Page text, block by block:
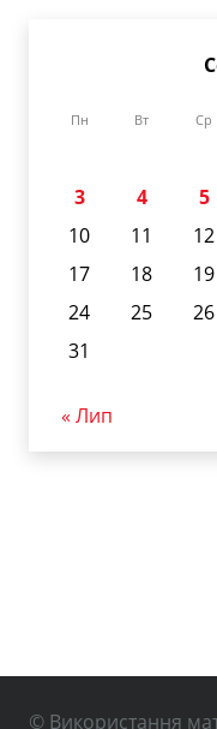
Пн Вт Ср
3
4 5
10
11 12
17
18 19
24
25 26
31
« Лип
© Використання